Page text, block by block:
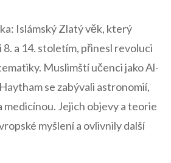
Islámský Zlatý věk, který
8. ⁤a 14.⁢ stoletím,‌ přinesl revoluci⁤
Muslimští učenci jako Al-
se zabývali astronomií,⁣
Jejich objevy a teorie
myšlení⁤ a ovlivnily další